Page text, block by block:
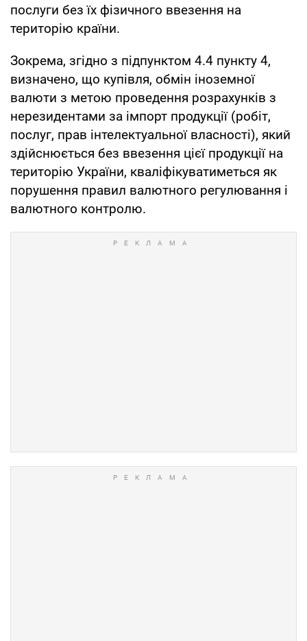
послуги без їх фізичного ввезення на
територію країни.
Зокрема, згідно з підпунктом 4.4 пункту 4,
визначено, що купівля, обмін іноземної
валюти з метою проведення розрахунків з
нерезидентами за імпорт продукції (робіт,
послуг, прав інтелектуальної власності), який
здійснюється без ввезення цієї продукції на
територію України, кваліфікуватиметься як
порушення правил валютного регулювання і
валютного контролю.